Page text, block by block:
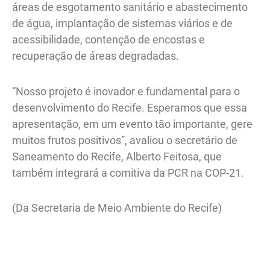
áreas de esgotamento sanitário e abastecimento
de água, implantação de sistemas viários e de
acessibilidade, contenção de encostas e
recuperação de áreas degradadas.
“Nosso projeto é inovador e fundamental para o
desenvolvimento do Recife. Esperamos que essa
apresentação, em um evento tão importante, gere
muitos frutos positivos”, avaliou o secretário de
Saneamento do Recife, Alberto Feitosa, que
também integrará a comitiva da PCR na COP-21.
(Da Secretaria de Meio Ambiente do Recife)